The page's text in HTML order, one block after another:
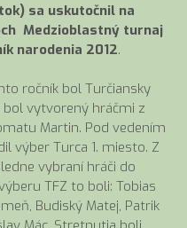
sa uskutočnil na
Medzioblastný turnaj
narodenia 2012.
ročník bol Turčiansky
vytvorený hráčmi z
Martin. Pod vedením
výber Turca 1. miesto. Z
vybraní hráči do
TFZ to boli: Tobias
Budiský Matej, Patrik